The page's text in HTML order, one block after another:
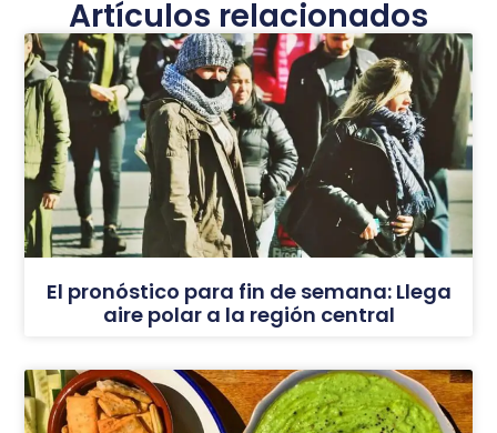
Artículos relacionados
El pronóstico para fin de semana: Llega
aire polar a la región central